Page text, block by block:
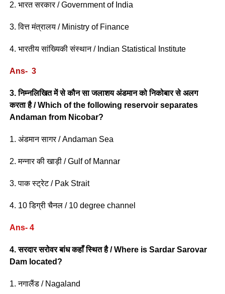
2. भारत सरकार / Government of India
3. वित्त मंत्रालय / Ministry of Finance
4. भारतीय सांख्यिकी संस्थान / Indian Statistical Institute
Ans- 3
3. निम्नलिखित में से कौन सा जलाशय अंडमान को निकोबार से अलग
करता है / Which of the following reservoir separates
Andaman from Nicobar?
1. अंडमान सागर / Andaman Sea
2. मन्नार की खाड़ी / Gulf of Mannar
3. पाक स्ट्रेट / Pak Strait
4. 10 डिग्री चैनल / 10 degree channel
Ans- 4
4. सरदार सरोवर बांध कहाँ स्थित है / Where is Sardar Sarovar
Dam located?
1. नगालैंड / Nagaland